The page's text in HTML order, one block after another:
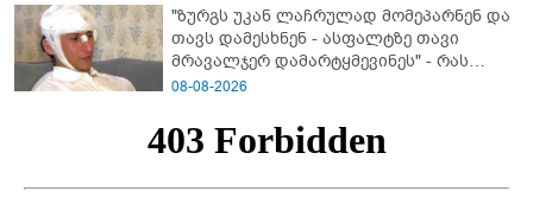
"ზურგს უკან ლაჩრულად მომეპარნენ და
თავს დამესხნენ - ასფალტზე თავი
მრავალჯერ დამარტყმევინეს" - რას
ჰყვება კურიერი, რომელსაც
გაუსწორდნენ?
08-08-2026